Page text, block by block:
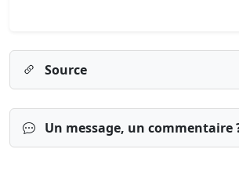
Source
Un message, un commentaire